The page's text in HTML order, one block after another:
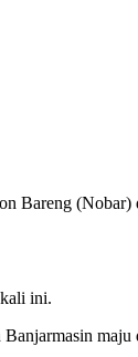
Bareng (Nobar)
ini.
maju